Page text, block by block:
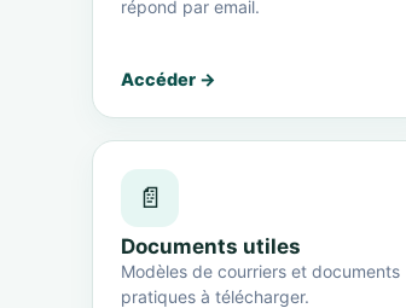
répond par email.
Accéder →
📄
Documents utiles
Modèles de courriers et documents
pratiques à télécharger.